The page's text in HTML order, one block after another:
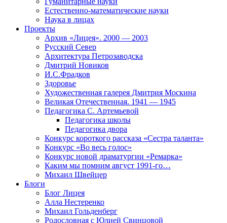
Естественно-математические науки
Наука в лицах
Проекты
Архив «Лицея». 2000 — 2003
Русский Север
Архитектура Петрозаводска
Дмитрий Новиков
И.С.Фрадков
Здоровье
Художественная галерея Дмитрия Москина
Великая Отечественная. 1941 — 1945
Педагогика С. Артемьевой
Педагогика школы
Педагогика двора
Конкурс короткого рассказа «Сестра таланта»
Конкурс «Во весь голос»
Конкурс новой драматургии «Ремарка»
Каким мы помним август 1991-го…
Михаил Швейцер
Блоги
Блог Лицея
Алла Нестеренко
Михаил Гольденберг
Родословная с Юлией Свинцовой